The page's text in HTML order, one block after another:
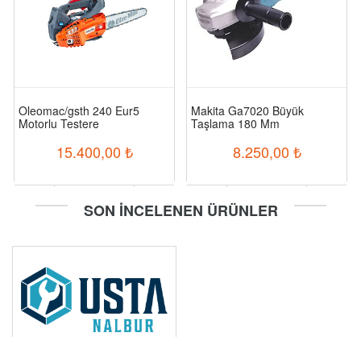
Oleomac/gsth 240 Eur5
Motorlu Testere
15.400,00 ₺
Makita Ga7020 Büyük
Taşlama 180 Mm
8.250,00 ₺
SON İNCELENEN ÜRÜNLER